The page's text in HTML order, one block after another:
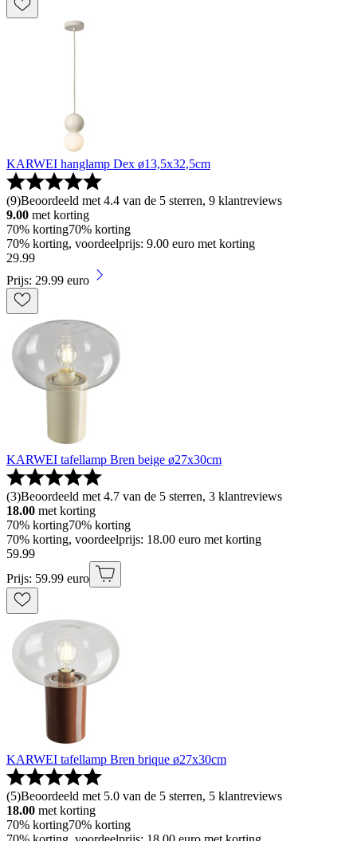
KARWEI hanglamp Dex ø13,5x32,5cm
(9)Beoordeeld met 4.4 van de 5 sterren, 9 klantreviews
9.00 met korting
70% korting70% korting
70% korting, voordeelprijs: 9.00 euro met korting
29.99
Prijs: 29.99 euro
KARWEI tafellamp Bren beige ø27x30cm
(3)Beoordeeld met 4.7 van de 5 sterren, 3 klantreviews
18.00 met korting
70% korting70% korting
70% korting, voordeelprijs: 18.00 euro met korting
59.99
Prijs: 59.99 euro
KARWEI tafellamp Bren brique ø27x30cm
(5)Beoordeeld met 5.0 van de 5 sterren, 5 klantreviews
18.00 met korting
70% korting70% korting